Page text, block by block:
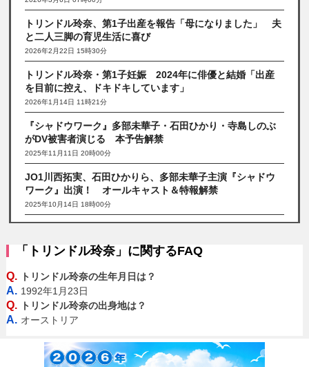
トリンドル玲奈、第1子出産を報告「母になりました」 夫
と二人三脚の育児生活に喜び
2026年2月22日 15時30分
トリンドル玲奈・第1子妊娠 2024年に俳優と結婚「出産
を目前に控え、ドキドキしています」
2026年1月14日 11時21分
『シャドウワーク』多部未華子・石田ひかり・寺島しのぶ
がDV被害者演じる 本予告解禁
2025年11月11日 20時00分
JO1川西拓実、石田ひかりら、多部未華子主演『シャドウ
ワーク』出演！ オールキャスト＆特報解禁
2025年10月14日 18時00分
「トリンドル玲奈」に関するFAQ
Q. トリンドル玲奈の生年月日は？
A. 1992年1月23日
Q. トリンドル玲奈の出身地は？
A. オーストリア